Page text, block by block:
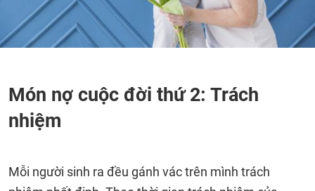
Món nợ cuộc đời thứ 2: Trách
nhiệm
Mỗi người sinh ra đều gánh vác trên mình trách